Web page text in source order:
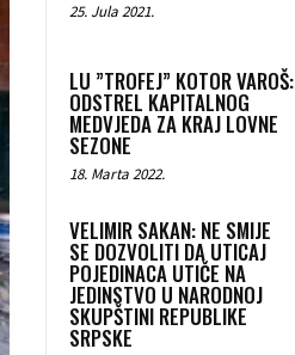
25. Jula 2021.
LU ”TROFEJ” KOTOR VAROŠ:
ODSTREL KAPITALNOG
MEDVJEDA ZA KRAJ LOVNE
SEZONE
18. Marta 2022.
VELIMIR SAKAN: NE SMIJE
SE DOZVOLITI DA UTICAJ
POJEDINACA UTIČE NA
JEDINSTVO U NARODNOJ
SKUPŠTINI REPUBLIKE
SRPSKE